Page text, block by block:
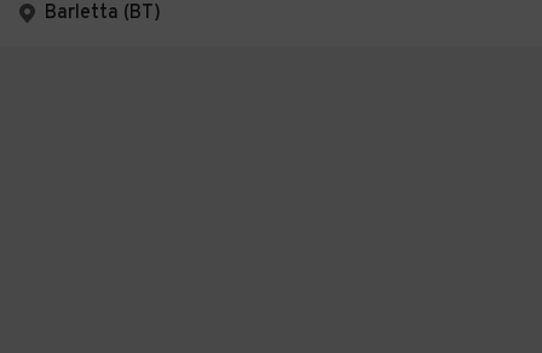
Barletta (BT)